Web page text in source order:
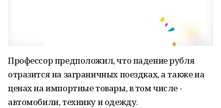
Профессор предположил, что падение рубля
отразится на заграничных поездках, а также на
ценах на импортные товары, в том числе -
автомобили, технику и одежду.